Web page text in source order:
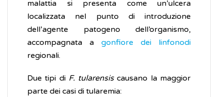
malattia si presenta come un’ulcera
localizzata nel punto di introduzione
dell’agente patogeno dell’organismo,
accompagnata a gonfiore dei linfonodi
regionali.
Due tipi di F. tularensiscausano la maggior
parte dei casi di tularemia: